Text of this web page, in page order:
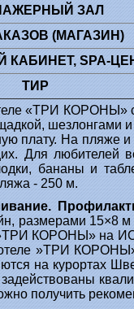
ЗАЛ
(МАГАЗИН)
SPA-
ТИР
«ТРИ КОРОНЫ»
шезлонгами
плату. На пляже
Для любителей
бананы и
- 250 м.
размерами 15×8
КОРОНЫ» на
отеле »ТРИ
на курортах
получить